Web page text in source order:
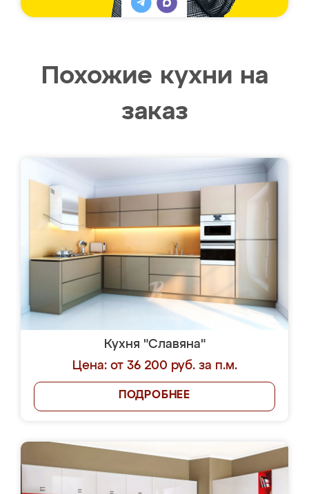
Похожие кухни на
заказ
Кухня "Славяна"
Цена: от 36 200 руб. за п.м.
ПОДРОБНЕЕ